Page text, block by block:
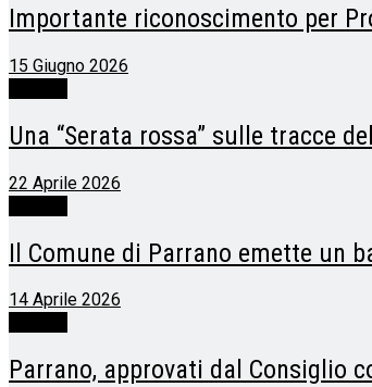
Importante riconoscimento per
15 Giugno 2026
Una “Serata rossa” sulle tracce
22 Aprile 2026
Il Comune di Parrano emette un
14 Aprile 2026
Parrano, approvati dal Consiglio